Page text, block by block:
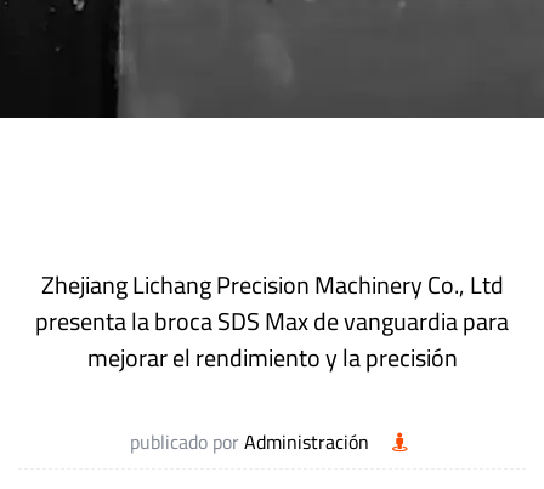
Zhejiang Lichang Precision Machinery Co., Ltd
presenta la broca SDS Max de vanguardia para
mejorar el rendimiento y la precisión
publicado porAdministración